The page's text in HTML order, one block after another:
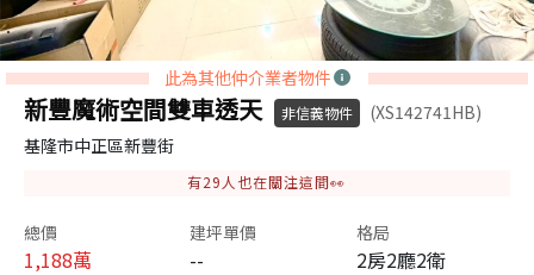
此為其他仲介業者物件
新豐魔術空間雙車透天 非信義物件
(XS142741HB)
基隆市中正區新豐街
有29 人也在關注這間👀
總價
1,188萬
建坪單價
--
格局
2房2廳2衛